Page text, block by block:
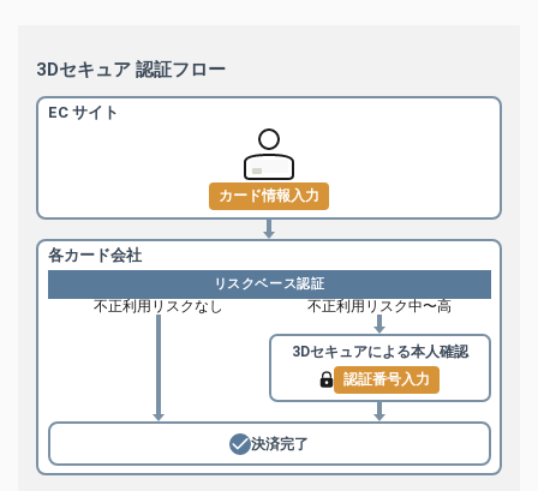
3Dセキュア 認証フロー
EC サイト
カード情報入力
各カード会社
リスクベース認証
不正利用リスクなし 不正利用リスク中〜高
3Dセキュアによる本人確認
認証番号入力
決済完了